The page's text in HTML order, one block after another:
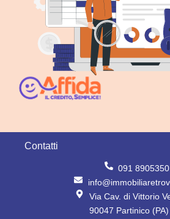
Contatti
091 8905350
Via Cav. di Vittorio
90047 Partinico (PA)